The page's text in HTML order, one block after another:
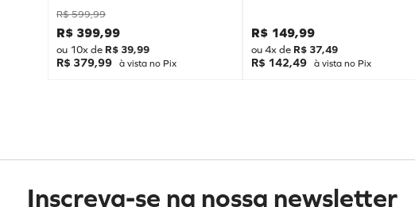
R$ 599,99
R$ 399,99
ou 10x de R$ 39,99
R$ 379,99 à vista no Pix
R$ 149,99
ou4x de R$ 37,49
R$ 142,49 à vista no Pix
Inscreva-se na nossa newsletter